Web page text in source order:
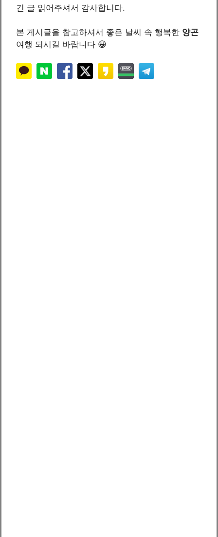
긴 글 읽어주셔서 감사합니다.
본 게시글을 참고하셔서 좋은 날씨 속 행복한 양곤
여행 되시길 바랍니다 😀